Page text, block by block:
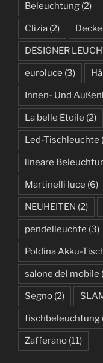
Beleuchtung (2)
Clizia (2)
DESIGNER
euroluce (3)
Innen- Und
La belle Etoile (2)
Led-Tischleuchte
lineare
Martinelli luce (6)
NEUHEITEN (2)
pendelleuchte (3)
Poldina Akku-
salone del mobile
Segno (2)
tischbeleuchtung
Zafferano (11)